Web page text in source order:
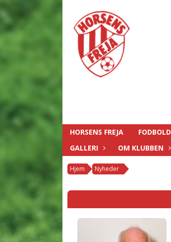
HORSENS FREJA FODBOLD
GALLERI
OM KLUBBEN
Hjem Nyheder